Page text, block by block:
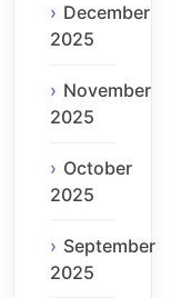
December
2025
November
2025
October
2025
September
2025